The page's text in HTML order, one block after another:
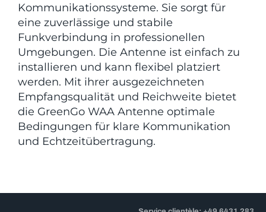
Kommunikationssysteme. Sie sorgt für
eine zuverlässige und stabile
Funkverbindung in professionellen
Umgebungen. Die Antenne ist einfach zu
installieren und kann flexibel platziert
werden. Mit ihrer ausgezeichneten
Empfangsqualität und Reichweite bietet
die GreenGo WAA Antenne optimale
Bedingungen für klare Kommunikation
und Echtzeitübertragung.